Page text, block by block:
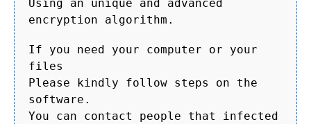
Using an unique and advanced
encryption algorithm.
If you need your computer or your
files
Please kindly follow steps on the
software.
You can contact people that infected